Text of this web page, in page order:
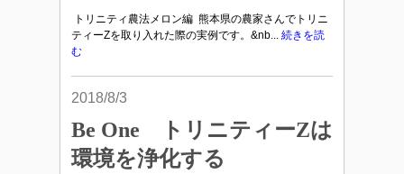
トリニティ農法メロン編 熊本県の農家さんでトリニ
ティーZを取り入れた際の実例です。&nb... 続きを読
む
2018/8/3
Be One トリニティーZは
環境を浄化する